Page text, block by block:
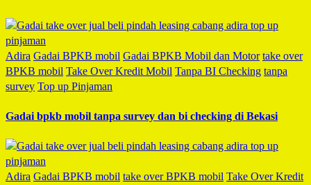
Adira Gadai BPKB mobil Gadai BPKB Mobil dan Motor take over
BPKB mobil Take Over Kredit Mobil Tanpa BI Checking tanpa
survey Top up Pinjaman
Gadai bpkb mobil tanpa survey dan bi checking di Bekasi
Adira Gadai BPKB mobil take over BPKB mobil Take Over Kredit